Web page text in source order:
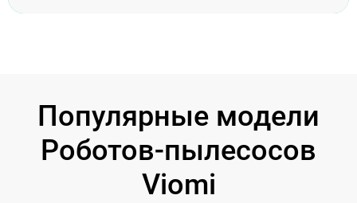
Популярные модели
Роботов-пылесосов
Viomi